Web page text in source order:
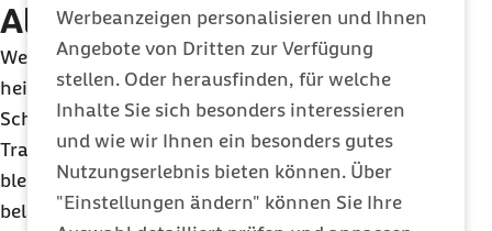
Werbeanzeigen personalisieren und Ihnen
Angebote von Dritten zur Verfügung
stellen. Oder herausfinden, für welche
Inhalte Sie sich besonders interessieren
und wie wir Ihnen ein besonders gutes
Nutzungserlebnis bieten können. Über
"Einstellungen ändern" können Sie Ihre
Alternativen suchen
Wer besonders hitzeempfindlich ist, kann an sehr
heißen Tagen auf Alternativen ausweichen.
Schwimmen, Wassersport oder klimatisierte
Trainingsräume bieten die Möglichkeit, aktiv zu
bleiben, ohne den Organismus unnötig zu
belasten. Auch schattige Waldwege sind für